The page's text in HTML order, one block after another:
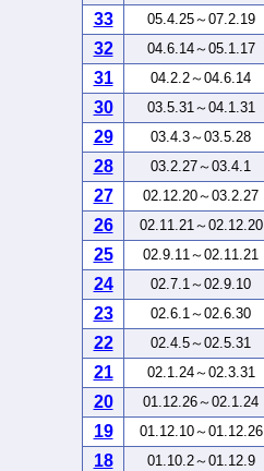
33 05.4.25～07.2.19
32 04.6.14～05.1.17
31 04.2.2～04.6.14
30 03.5.31～04.1.31
29 03.4.3～03.5.28
28 03.2.27～03.4.1
27 02.12.20～03.2.27
26 02.11.21～02.12.20
25 02.9.11～02.11.21
24 02.7.1～02.9.10
23 02.6.1～02.6.30
22 02.4.5～02.5.31
21 02.1.24～02.3.31
20 01.12.26～02.1.24
19 01.12.10～01.12.26
18 01.10.2～01.12.9